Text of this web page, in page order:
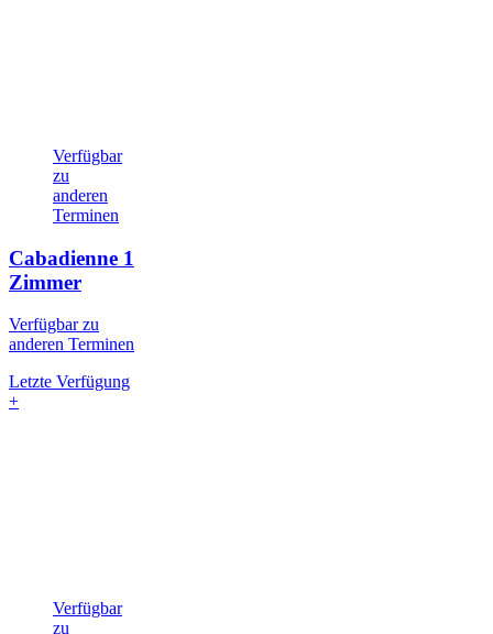
Verfügbar
zu
anderen
Terminen
Cabadienne 1
Zimmer
Verfügbar zu
anderen Terminen
Letzte Verfügung
+
Verfügbar
zu